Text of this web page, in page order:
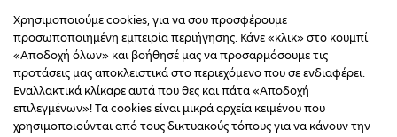
+30 23310 76336
ΩΡΑΡΙΟ ΤΗΛΕΦΩΝΙΚΟΥ ΚΕΝΤΡΟΥ
ΔΕΥΤΕΡΑ, ΤΕΤΑΡΤΗ: 09:00 - 14:30
ΤΡΙΤΗ, ΠΕΜΠΤΗ, ΠΑΡΑΣΚΕΥΗ: 09:30 - 14:00 & 17:30 - 21:00
ΣΑΒΒΑΤΟ: 09:30 - 14:30
Χρησιμοποιούμε cookies, για να σου προσφέρουμε
προσωποποιημένη εμπειρία περιήγησης. Κάνε «κλικ» στο κουμπί
«Αποδοχή όλων» και βοήθησέ μας να προσαρμόσουμε τις
προτάσεις μας αποκλειστικά στο περιεχόμενο που σε ενδιαφέρει.
Εναλλακτικά κλίκαρε αυτά που θες και πάτα «Αποδοχή
επιλεγμένων»! Τα cookies είναι μικρά αρχεία κειμένου που
χρησιμοποιούνται από τους δικτυακούς τόπους για να κάνουν την